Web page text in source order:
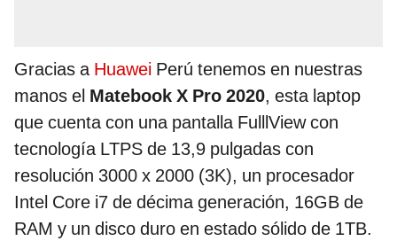
Gracias a Huawei Perú tenemos en nuestras
manos el Matebook X Pro 2020, esta laptop
que cuenta con una pantalla FulllView con
tecnología LTPS de 13,9 pulgadas con
resolución 3000 x 2000 (3K), un procesador
Intel Core i7 de décima generación, 16GB de
RAM y un disco duro en estado sólido de 1TB.